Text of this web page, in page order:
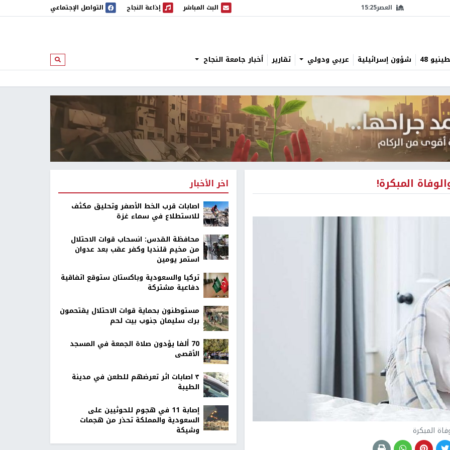
العصر15:25 البث المباشر
البث المباشر إذاعة النجاح
إذاعة النجاح التواصل الإجتماعي
48 شؤون إسرائيلية عربي ودولي تقارير أخبار جامعة النجاح ابحث
المبكرة!
المبكرة
اخر الأخبار
اصابات قرب الخط الأصفر وتحليق مكثف
للاستطلاع في سماء غزة
محافظة القدس: انسحاب قوات الاحتلال
من مخيم قلنديا وكفر عقب بعد عدوان
استمر يومين
تركيا والسعودية وباكستان ستوقع اتفاقية
دفاعية مشتركة
مستوطنون بحماية قوات الاحتلال يقتحمون
برك سليمان جنوب بيت لحم
70 ألفا يؤدون صلاة الجمعة في المسجد
الأقصى
٣ اصابات اثر تعرضهم للطعن في مدينة
الطيبة
إصابة 11 في هجوم للحوثيين على
السعودية والمملكة تحذر من هجمات
وشيكة